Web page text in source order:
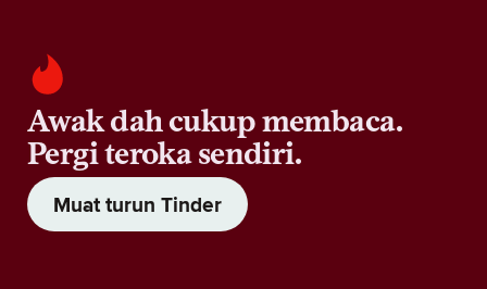
Awak dah cukup membaca.
Pergi teroka sendiri.
Muat turun Tinder